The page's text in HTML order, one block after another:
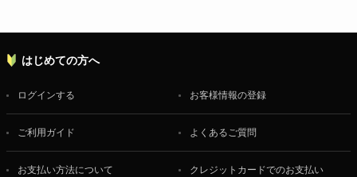
はじめての方へ
ログインする お客様情報の登録
ご利用ガイド よくあるご質問
お支払い方法について クレジットカードでのお支払い